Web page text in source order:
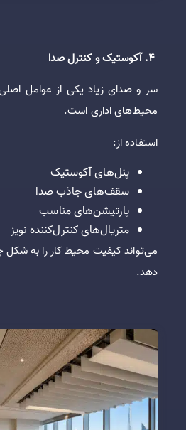
4. آکوستیک و کنترل صدا
سر و صدای زیاد یکی از عوامل
محیط‌های اداری است.
استفاده از:
پنل‌های آکوستیک
سقف‌های جاذب صدا
پارتیشن‌های مناسب
متریال‌های کنترل‌کننده نویز
می‌تواند کیفیت محیط کار را به
دهد.